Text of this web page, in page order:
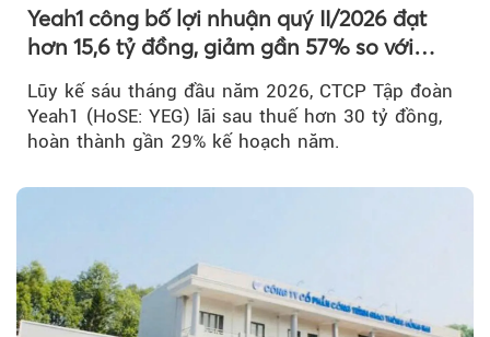
Yeah1 công bố lợi nhuận quý II/2026 đạt
hơn 15,6 tỷ đồng, giảm gần 57% so với
Lũy kế sáu tháng đầu năm 2026, CTCP Tập đoàn
Yeah1 (HoSE: YEG) lãi sau thuế hơn 30 tỷ đồng,
hoàn thành gần 29% kế hoạch năm.